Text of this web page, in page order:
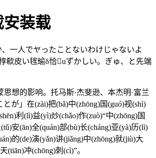
安装载
一人でヤったことないわけじゃないよ
欷皮い毪瑜δ恰uずかしい。ぎゅ、と先端
的影响。托马斯·杰斐逊、本杰明·富兰
が」在(zài)把(bǎ)中(zhōng)国(guó)视(shì)
利(lì)益(yì)炒(chǎo)作(zuò)“中(zhōng)国
安(ān)全(quán)部(bù)长(cháng)亚(yà)历(lì)
的(de)演(yǎn)讲(jiǎng)中(zhōng)就(jiù)大
(tiān)冲(chōng)刺(cì)”。